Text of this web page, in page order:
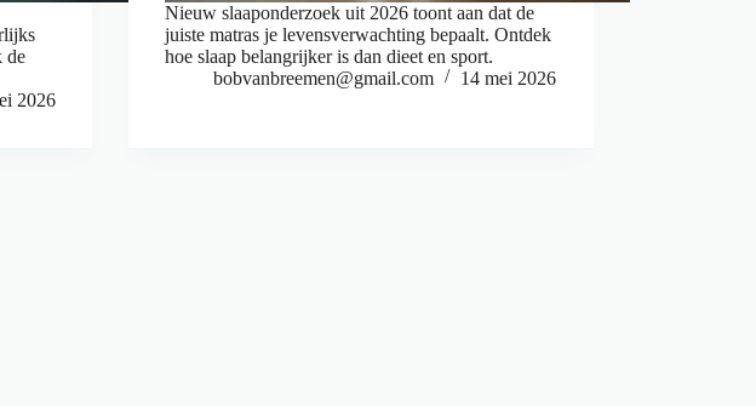
de
2026
Nieuw slaaponderzoek uit 2026 toont aan dat de
juiste matras je levensverwachting bepaalt. Ontdek
hoe slaap belangrijker is dan dieet en sport.
bobvanbreemen@gmail.com
14 mei 2026